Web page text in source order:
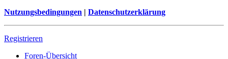
Nutzungsbedingungen | Datenschutzerklärung
Registrieren
Foren-Übersicht